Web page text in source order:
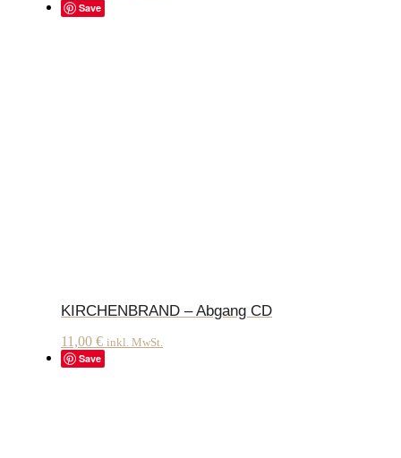
Save
KIRCHENBRAND – Abgang CD
11,00 € inkl. MwSt.
Save